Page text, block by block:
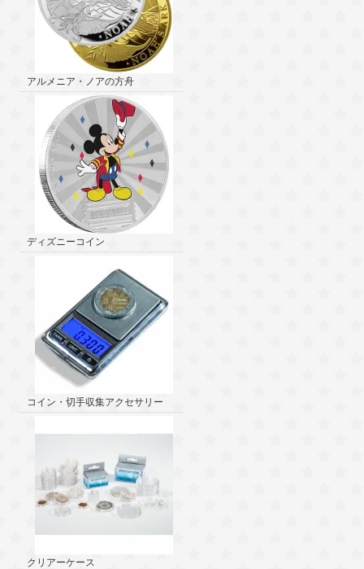
アルメニア・ノアの方舟
ディズニーコイン
コイン・切手収集アクセサリー
クリアーケース